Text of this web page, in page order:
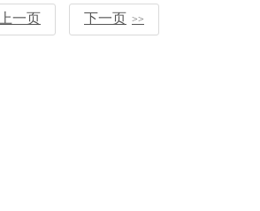
上一页 下一页 >>